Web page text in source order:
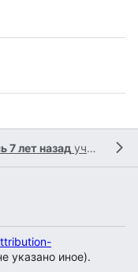
7 лет назад участником
указано иное).